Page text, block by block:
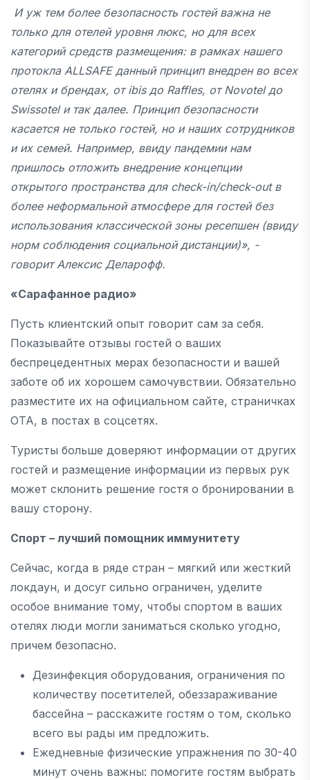
И уж тем более безопасность гостей важна не
только для отелей уровня люкс, но для всех
категорий средств размещения: в рамках нашего
протокла ALLSAFE данный принцип внедрен во всех
отелях и брендах, от ibis до Raffles, от Novotel до
Swissotel и так далее. Принцип безопасности
касается не только гостей, но и наших сотрудников
и их семей. Например, ввиду пандемии нам
пришлось отложить внедрение концепции
открытого пространства для check-in/check-out в
более неформальной атмосфере для гостей без
использования классической зоны ресепшен (ввиду
норм соблюдения социальной дистанции)», -
говорит Алексис Деларофф.
«Сарафанное радио»
Пусть клиентский опыт говорит сам за себя.
Показывайте отзывы гостей о ваших
беспрецедентных мерах безопасности и вашей
заботе об их хорошем самочувствии. Обязательно
разместите их на официальном сайте, страничках
ОТА, в постах в соцсетях.
Туристы больше доверяют информации от других
гостей и размещение информации из первых рук
может склонить решение гостя о бронировании в
вашу сторону.
Спорт – лучший помощник иммунитету
Сейчас, когда в ряде стран – мягкий или жесткий
локдаун, и досуг сильно ограничен, уделите
особое внимание тому, чтобы спортом в ваших
отелях люди могли заниматься сколько угодно,
причем безопасно.
Дезинфекция оборудования, ограничения по
количеству посетителей, обеззараживание
бассейна – расскажите гостям о том, сколько
всего вы рады им предложить.
Ежедневные физические упражнения по 30-40
минут очень важны: помогите гостям выбрать